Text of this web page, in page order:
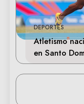
DEPORTES
Atletismo
en Santo